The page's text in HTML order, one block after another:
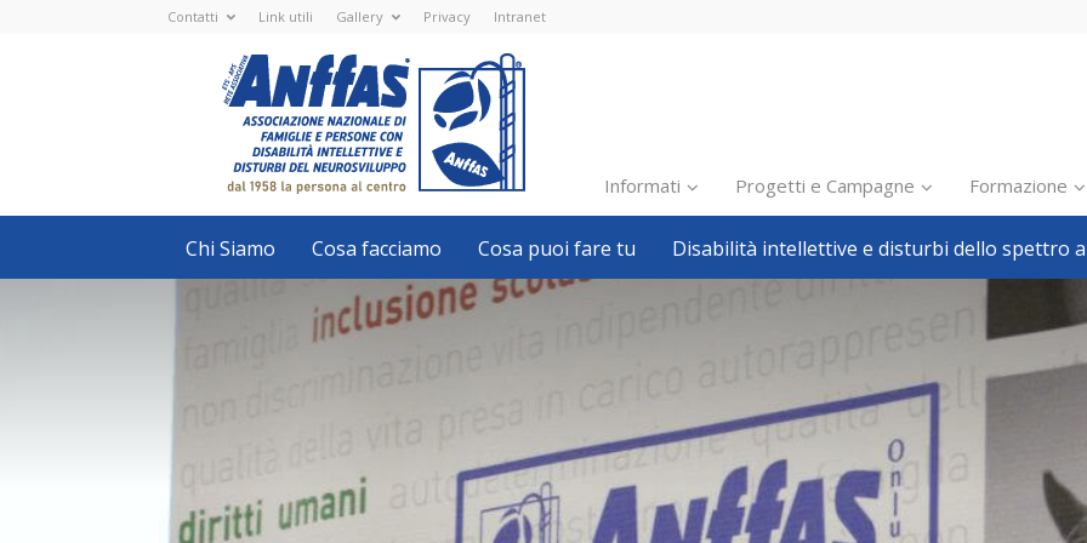
Contatti Link utili Gallery Privacy Intranet
Nazionale
ETS
-
APS
Associazione
Nazionale
di
Famiglie
e
con
disabilità
intellettive
neurosviluppo
Informati
Inclusione scolastica
Inclusione lavorativa
Politiche sociali
Pillole
Formazione
Avvisi, bandi
Welfare locale
Progetti e Campagne Formazione
Chi Siamo Cosa facciamo Cosa puoi fare tu Disabilità intellettive e disturbi dello spettro